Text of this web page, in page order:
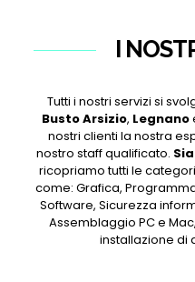
I
Tutti i nostri servizi si
Busto Arsizio, Legnano
nostri clienti la nostra
nostro staff qualificato.
ricopriamo tutti le
come: Grafica,
Software, Sicurezza
Assemblaggio PC e
installazione di